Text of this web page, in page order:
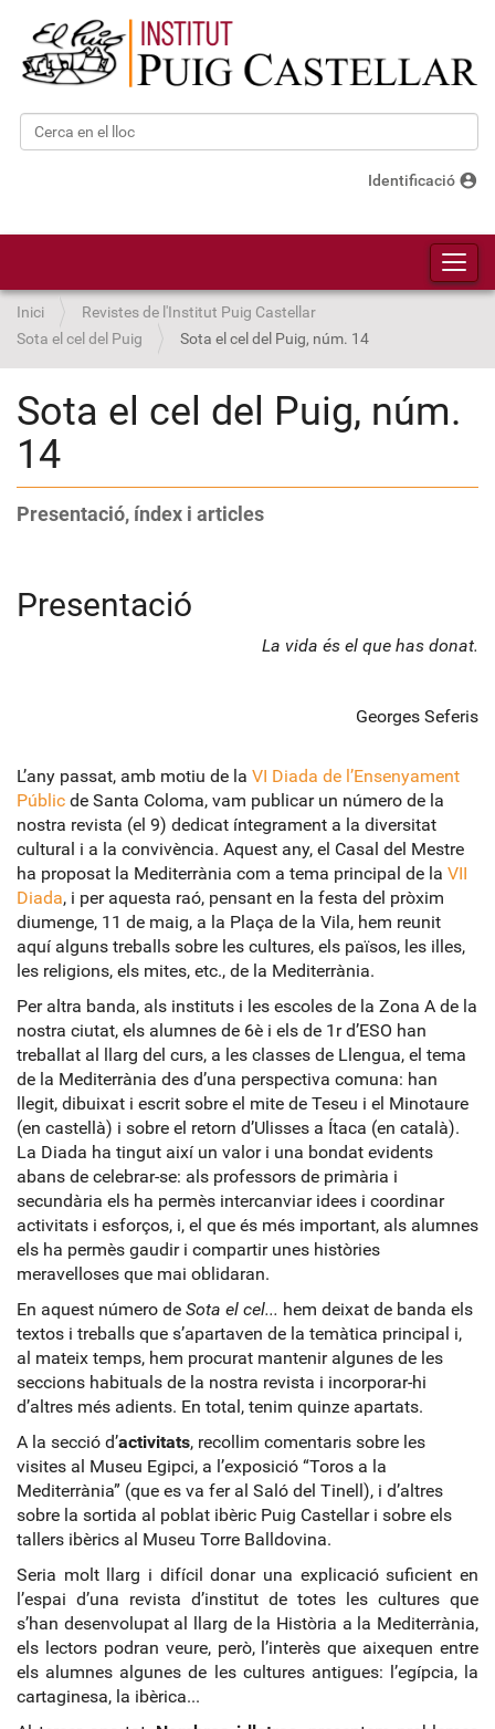
Cerca
Identificació account_circle
Inici
Revistes de l'Institut Puig Castellar
Sota el cel del Puig
Sota el cel del Puig, núm. 14
Sota el cel del Puig, núm.
14
Presentació, índex i articles
Presentació
La vida és el que has donat.
Georges Seferis
L’any passat, amb motiu de la VI Diada de l’Ensenyament
Públic de Santa Coloma, vam publicar un número de la
nostra revista (el 9) dedicat íntegrament a la diversitat
cultural i a la convivència. Aquest any, el Casal del Mestre
ha proposat la Mediterrània com a tema principal de la VII
Diada, i per aquesta raó, pensant en la festa del pròxim
diumenge, 11 de maig, a la Plaça de la Vila, hem reunit
aquí alguns treballs sobre les cultures, els països, les illes,
les religions, els mites, etc., de la Mediterrània.
Per altra banda, als instituts i les escoles de la Zona A de la
nostra ciutat, els alumnes de 6è i els de 1r d’ESO han
treballat al llarg del curs, a les classes de Llengua, el tema
de la Mediterrània des d’una perspectiva comuna: han
llegit, dibuixat i escrit sobre el mite de Teseu i el Minotaure
(en castellà) i sobre el retorn d’Ulisses a Ítaca (en català).
La Diada ha tingut així un valor i una bondat evidents
abans de celebrar-se: als professors de primària i
secundària els ha permès intercanviar idees i coordinar
activitats i esforços, i, el que és més important, als alumnes
els ha permès gaudir i compartir unes històries
meravelloses que mai oblidaran.
En aquest número de Sota el cel... hem deixat de banda els
textos i treballs que s’apartaven de la temàtica principal i,
al mateix temps, hem procurat mantenir algunes de les
seccions habituals de la nostra revista i incorporar-hi
d’altres més adients. En total, tenim quinze apartats.
A la secció d’activitats, recollim comentaris sobre les
visites al Museu Egipci, a l’exposició “Toros a la
Mediterrània” (que es va fer al Saló del Tinell), i d’altres
sobre la sortida al poblat ibèric Puig Castellar i sobre els
tallers ibèrics al Museu Torre Balldovina.
Seria molt llarg i difícil donar una explicació suficient en
l’espai d’una revista d’institut de totes les cultures que
s’han desenvolupat al llarg de la Història a la Mediterrània,
els lectors podran veure, però, l’interès que aixequen entre
els alumnes algunes de les cultures antigues: l’egípcia, la
cartaginesa, la ibèrica...